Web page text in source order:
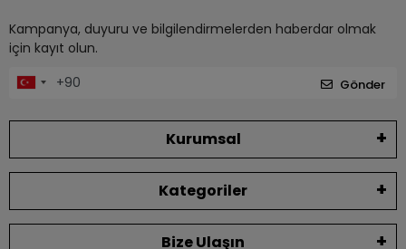
Kampanya, duyuru ve bilgilendirmelerden haberdar olmak
için kayıt olun.
Gönder
Kurumsal
Kategoriler
Bize Ulaşın